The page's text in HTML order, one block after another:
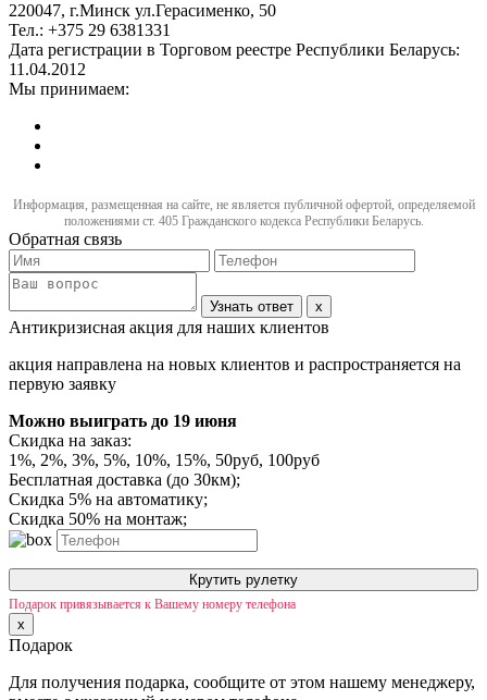
220047, г.Минск ул.Герасименко, 50
Тел.: +375 29 6381331
Дата регистрации в Торговом реестре Республики Беларусь:
11.04.2012
Мы принимаем:
Информация, размещенная на сайте, не является публичной офертой, определяемой
положениями ст. 405 Гражданского кодекса Республики Беларусь.
Обратная связь
Узнать ответ x
Антикризисная акция для наших клиентов
акция направлена на новых клиентов и распространяется на
первую заявку
Можно выиграть до 19 июня
Скидка на заказ:
1%, 2%, 3%, 5%, 10%, 15%, 50руб, 100руб
Бесплатная доставка (до 30км);
Скидка 5% на автоматику;
Скидка 50% на монтаж;
Крутить рулетку
Подарок привязывается к Вашему номеру телефона
x
Подарок
Для получения подарка, сообщите от этом нашему менеджеру,